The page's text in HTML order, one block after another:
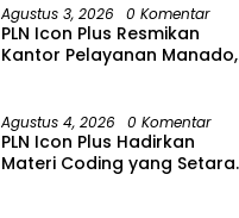
Agustus 3, 2026 0 Komentar
PLN Icon Plus Resmikan
Kantor Pelayanan Manado,
Agustus 4, 2026 0 Komentar
PLN Icon Plus Hadirkan
Materi Coding yang Setara